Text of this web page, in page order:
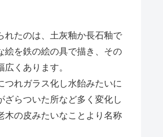
たのは、土灰釉か長石釉で
絵を鉄の絵の具で描き、その
くあります。
れガラス化し水飴みたいに
らついた所など多く変化し
木の皮みたいなことより名称